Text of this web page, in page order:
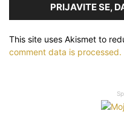
PRIJAVITE SE,
This site uses Akismet to
comment data is processed.